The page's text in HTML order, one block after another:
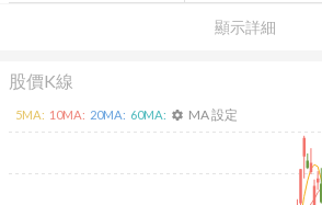
顯示詳細
股價K線
5MA: 10MA: 20MA: 60MA: settings MA 設定